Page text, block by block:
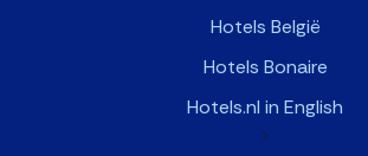
Hotels België
Hotels Bonaire
Hotels.nl in English
>